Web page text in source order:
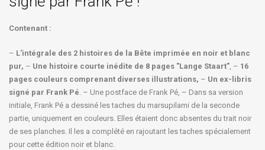
Contenant :
– L'intégrale des 2 histoires de la Bête imprimée en noir et blanc
pur, – Une histoire courte inédite de 8 pages "Lange Staart", – 16
pages couleurs comprenant diverses illustrations, – Un ex-libris
signé par Frank Pé. – Une postface de Frank Pé, – Dans sa version
initiale, Frank Pé a dessiné les taches du marsupilami de la seconde
partie, uniquement en couleurs. Elles étaient donc absentes du trait noir
de ses planches. Il les a complété en rajoutant les taches spécialement
pour cette édition noir et blanc.